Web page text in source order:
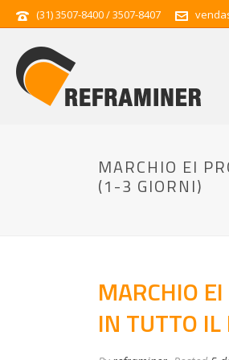
(31) 3507-8400 / 3507-8407
MARCHIO EI
(1-3 GIORNI)
MARCHIO
IN TUTTO